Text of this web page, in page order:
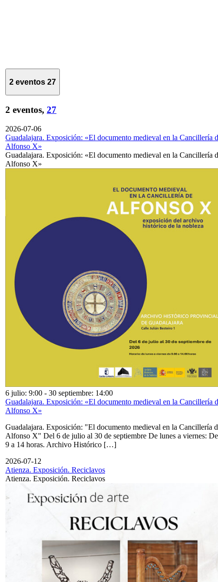
2 eventos 27
2 eventos, 27
2026-07-06
Guadalajara. Exposición: «El documento medieval en la Cancillería
Alfonso X»
Guadalajara. Exposición: «El documento medieval en la Cancillería
Alfonso X»
6 julio: 9:00 - 30 septiembre: 14:00
Guadalajara. Exposición: «El documento medieval en la Cancillería
Alfonso X»
Guadalajara. Exposición: "El documento medieval en la Cancillería
Alfonso X" Del 6 de julio al 30 de septiembre De lunes a viernes: De
9 a 14 horas. Archivo Histórico […]
2026-07-12
Atienza. Exposición. Reciclavos
Atienza. Exposición. Reciclavos